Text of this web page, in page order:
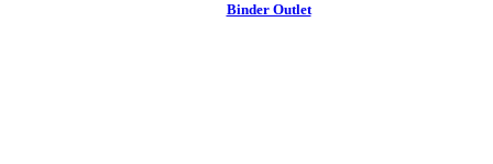
Binder Outlet